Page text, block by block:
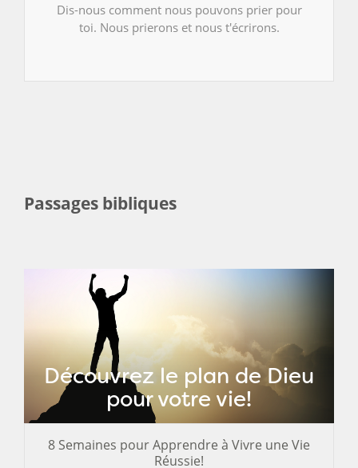
Dis-nous comment nous pouvons prier pour
toi. Nous prierons et nous t'écrirons.
Passages bibliques
Découvrez le plan de Dieu
pour votre vie!
8 Semaines pour Apprendre à Vivre une Vie
Réussie!